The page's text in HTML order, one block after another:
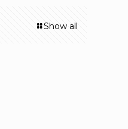
Show all